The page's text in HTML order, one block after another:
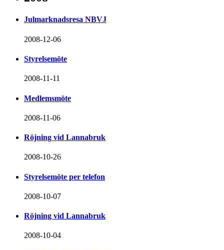
Julmarknadsresa NBVJ
2008-12-06
Styrelsemöte
2008-11-11
Medlemsmöte
2008-11-06
Röjning vid Lannabruk
2008-10-26
Styrelsemöte per telefon
2008-10-07
Röjning vid Lannabruk
2008-10-04